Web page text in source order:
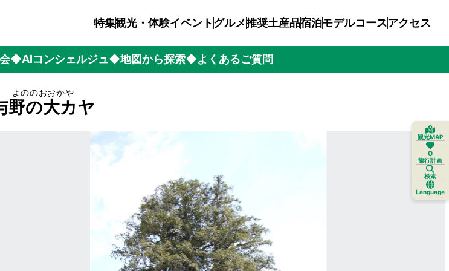
特集観光・体験イベントグルメ推奨土産品宿泊モデルコースアクセス
◆AIコンシェルジュ◆地図から探索◆よくあるご質問
野の大カヤ
よののおおかや
観光MAP
0
旅行計画
検索
Language